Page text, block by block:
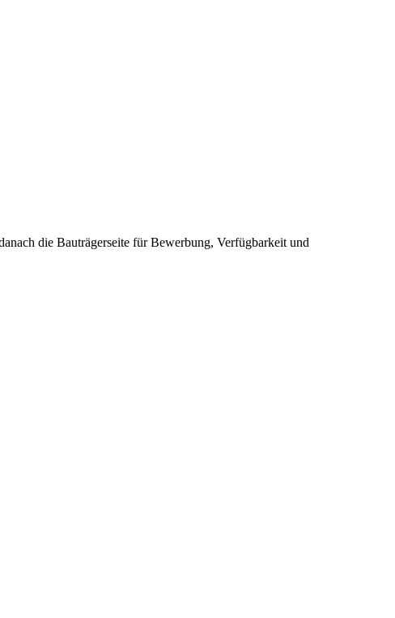
die Bauträgerseite für Bewerbung, Verfügbarkeit und